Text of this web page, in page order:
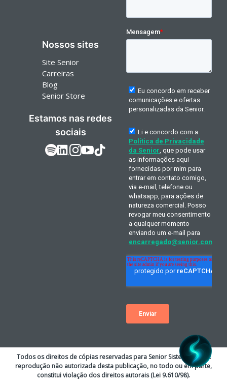
Nossos sites
Site Senior
Carreiras
Blog
Senior Store
Estamos nas redes
sociais
Todos os direitos de cópias reservadas para Senior Sistemas S.A. A
reprodução não autorizada desta publicação, no todo ou em parte,
constitui violação dos direitos autorais (Lei 9.610/98).